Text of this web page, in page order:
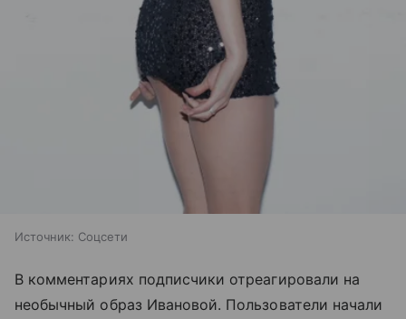
Источник: Соцсети
В комментариях подписчики отреагировали на
необычный образ Ивановой. Пользователи начали